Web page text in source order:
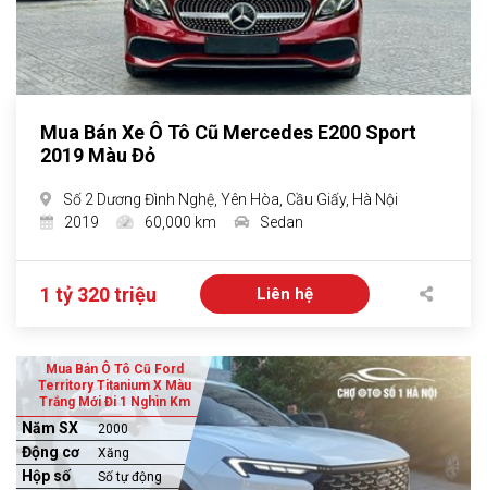
Mua Bán Xe Ô Tô Cũ Mercedes E200 Sport
2019 Màu Đỏ
Số 2 Dương Đình Nghệ, Yên Hòa, Cầu Giấy, Hà Nội
2019
60,000 km Sedan
1 tỷ 320 triệu Liên hệ
Mua Bán Ô Tô Cũ Ford
Territory Titanium X Màu
Trắng Mới Đi 1 Nghìn Km
Năm SX 2000
Động cơ Xăng
Hộp số Số tự động